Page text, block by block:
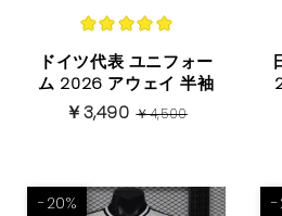
ドイツ代表 ユニフォー
ム 2026 アウェイ 半袖
￥3,490￥4,500
-20% -